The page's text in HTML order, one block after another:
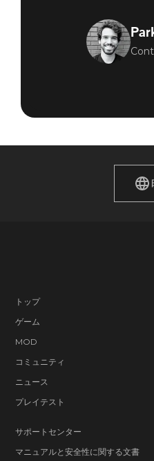
トップ
ゲーム
MOD
コミュニティ
ニュース
プレイテスト
サポートセンター
マニュアルと安全性に関する文書